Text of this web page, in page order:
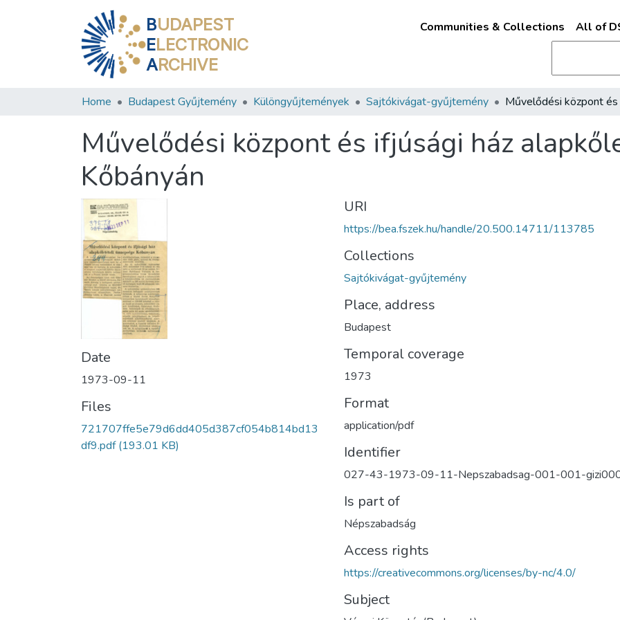
BUDAPEST
ELECTRONIC
ARCHIVE
Communities & Collections All of
Home Budapest Gyűjtemény Különgyűjtemények Sajtókivágat-gyűjtemény
Művelődési központ és ifjúsági ház
Kőbányán
Date
1973-09-11
Files
721707ffe5e79d6dd405d387cf054b814bd13
df9.pdf(193.01 KB)
URI
https://bea.fszek.hu/handle/20.500.14711/113785
Collections
Sajtókivágat-gyűjtemény
Place, address
Budapest
Temporal coverage
1973
Format
application/pdf
Identifier
027-43-1973-09-11-Nepszabadsag-001-001-
Is part of
Népszabadság
Access rights
https://creativecommons.org/licenses/by-nc/4.0/
Subject